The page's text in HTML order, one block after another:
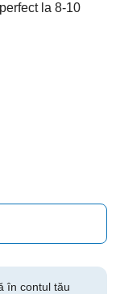
la 8-10
în contul tău